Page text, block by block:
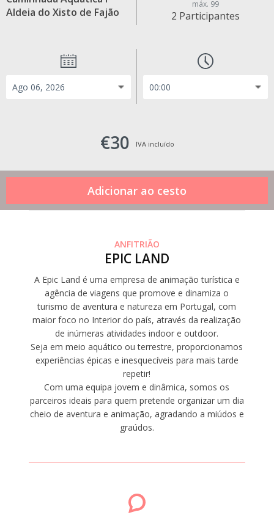
Aldeia do Xisto de Fajão
máx. 99
2 Participantes
€30 IVA incluído
ANFITRIÃO
EPIC LAND
A Epic Land é uma empresa de animação turística e
agência de viagens que promove e dinamiza o
turismo de aventura e natureza em Portugal, com
maior foco no Interior do país, através da realização
de inúmeras atividades indoor e outdoor.
Seja em meio aquático ou terrestre, proporcionamos
experiências épicas e inesquecíveis para mais tarde
repetir!
Com uma equipa jovem e dinâmica, somos os
parceiros ideais para quem pretende organizar um dia
cheio de aventura e animação, agradando a miúdos e
graúdos.